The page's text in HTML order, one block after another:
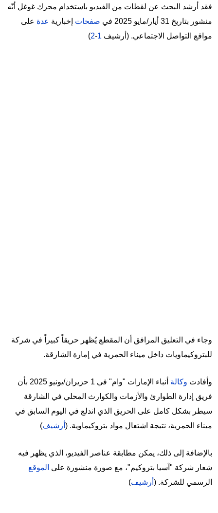
فقد أرشد البحث عن لقطات من الفيديو باستخدام محرك غوغل أنّه
منشور بتاريخ 31 أيار/مايو 2025 في
صفحات إخبارية عدة على
مواقع التواصل الاجتماعي. (أرشيف 1
-
2
)
وجاء في التعليق المرافق أن المقطع يُظهر حريقاً كبيراً في شركة
للبتروكيماويات داخل ميناء الحمرية في إمارة الشارقة.
وأفادت وكالة
أنباء الإمارات "وام" في 1 حزيران/يونيو 2025 بأن
فريق إدارة الطوارئ والأزمات والكوارث المحلي في الشارقة
سيطر بشكل كامل على الحريق الذي اندلع في اليوم السابق في
ميناء الحمرية، نتيجة اشتعال مواد بتروكيماوية. ( أرشيف)
بالإضافة إلى ذلك، يمكن مطابقة عناصر الفيديو، الذي يظهر فيه
شعار شركة "آسيا بتروكيم"، مع صورة منشورة على الموقع
الرسمي للشركة. ( أرشيف)